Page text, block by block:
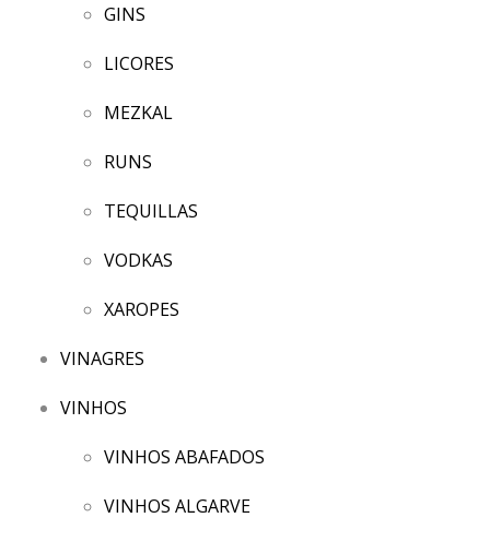
GINS
LICORES
MEZKAL
RUNS
TEQUILLAS
VODKAS
XAROPES
VINAGRES
VINHOS
VINHOS ABAFADOS
VINHOS ALGARVE